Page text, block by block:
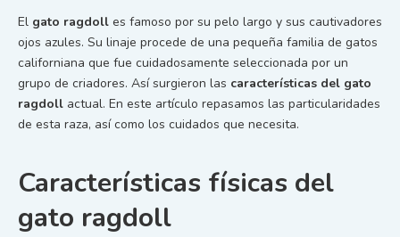
El gato ragdoll es famoso por su pelo largo y sus cautivadores
ojos azules. Su linaje procede de una pequeña familia de gatos
californiana que fue cuidadosamente seleccionada por un
grupo de criadores. Así surgieron las características del gato
ragdoll actual. En este artículo repasamos las particularidades
de esta raza, así como los cuidados que necesita.
Características físicas del
gato ragdoll